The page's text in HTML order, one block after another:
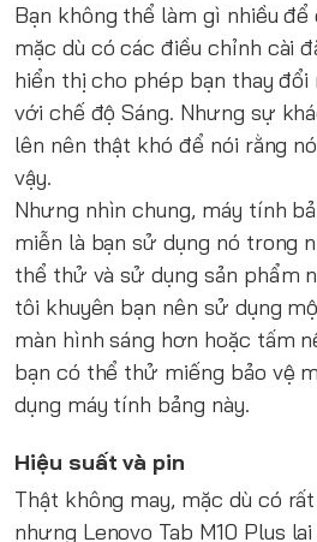
Bạn không thể làm gì nhiều
mặc dù có các điều chỉnh cài
hiển thị cho phép bạn thay đổi
với chế độ Sáng. Nhưng sự
lên nên thật khó để nói rằng
vậy.
Nhưng nhìn chung, máy tính
miễn là bạn sử dụng nó trong
thể thử và sử dụng sản phẩm
tôi khuyên bạn nên sử dụng
màn hình sáng hơn hoặc tấm
bạn có thể thử miếng bảo vệ
dụng máy tính bảng này.
Hiệu suất và pin
Thật không may, mặc dù có
nhưng Lenovo Tab M10 Plus